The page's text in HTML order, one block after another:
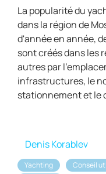
La popularité du
dans la région de
d'année en année,
sont créés dans les
autres par
infrastructures, le
stationnement et le
Denis Korablev
Yachting Conseil